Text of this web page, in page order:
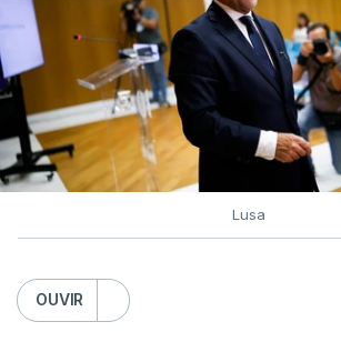
Lusa
OUVIR